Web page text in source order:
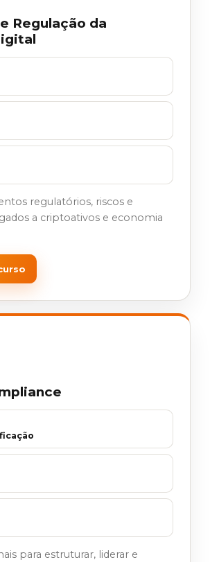
Regulação da
regulatórios, riscos e
a criptoativos e economia
para estruturar, liderar e